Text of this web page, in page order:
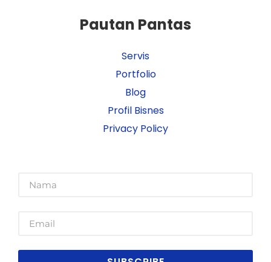
Pautan Pantas
Servis
Portfolio
Blog
Profil Bisnes
Privacy Policy